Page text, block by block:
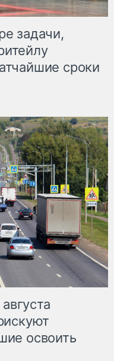
задачи,
сроки
освоить